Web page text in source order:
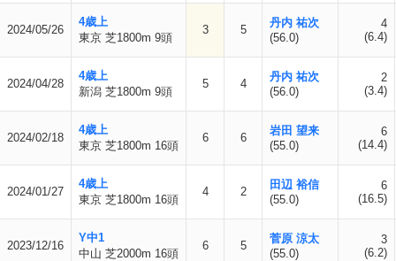
2024/05/26
4歳上
東京 芝1800m 9頭
3 5
丹内 祐次
(56.0)
4
(6.4)
2024/04/28
4歳上
新潟 芝1800m 9頭
5 4
丹内 祐次
(56.0)
2
(3.4)
2024/02/18
4歳上
東京 芝1800m 16頭
6 6
岩田 望来
(55.0)
6
(14.4)
2024/01/27
4歳上
東京 芝1800m 16頭
4 2
田辺 裕信
(55.0)
6
(16.5)
2023/12/16
Y中1
中山 芝2000m 16頭
6 5
菅原 涼太
(55.0)
3
(6.2)